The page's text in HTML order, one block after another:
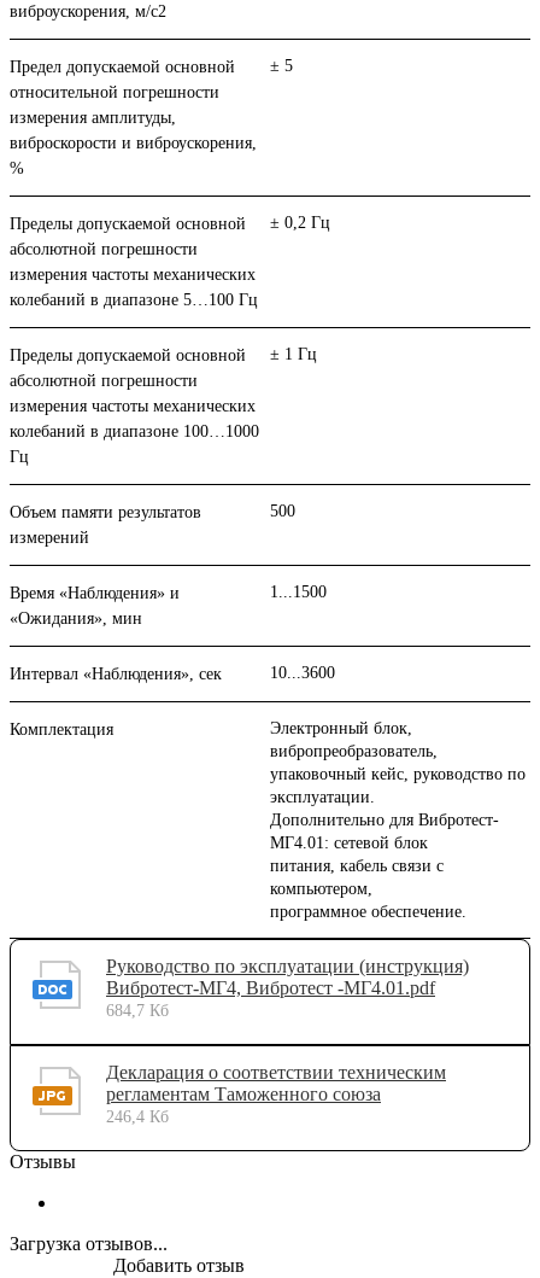
виброускорения, м/с2
Предел допускаемой основной
относительной погрешности
измерения амплитуды,
виброскорости и виброускорения,
%
± 5
Пределы допускаемой основной
абсолютной погрешности
измерения частоты механических
колебаний в диапазоне 5…100 Гц
± 0,2 Гц
Пределы допускаемой основной
абсолютной погрешности
измерения частоты механических
колебаний в диапазоне 100…1000
Гц
± 1 Гц
Объем памяти результатов
измерений
500
Время «Наблюдения» и
«Ожидания», мин
1...1500
Интервал «Наблюдения», сек 10...3600
Комплектация
Электронный блок,
вибропреобразователь,
упаковочный кейс, руководство по
эксплуатации.
Дополнительно для Вибротест-
МГ4.01: сетевой блок
питания, кабель связи с
компьютером,
программное обеспечение.
Руководство по эксплуатации (инструкция)
Вибротест-МГ4, Вибротест -МГ4.01.pdf
684,7 Кб
Декларация о соответствии техническим
регламентам Таможенного союза
246,4 Кб
Отзывы
Загрузка отзывов...
Добавить отзыв